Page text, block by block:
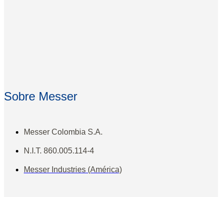
Sobre Messer
Messer Colombia S.A.
N.I.T. 860.005.114-4
Messer Industries (América)